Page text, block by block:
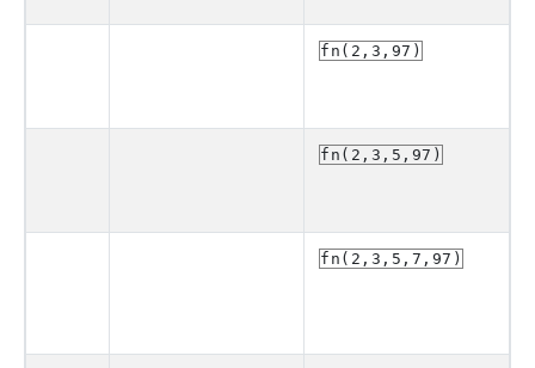
fn(2,3,97)
fn(2,3,5,97)
fn(2,3,5,7,97)